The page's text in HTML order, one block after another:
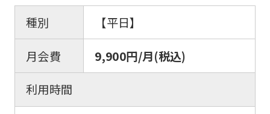
種別
【平日】
月会費
9,900円/月(税込)
利用時間